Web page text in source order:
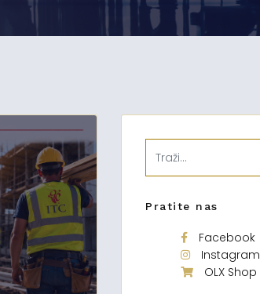
Pratite nas
Facebook
Instagram
OLX Shop